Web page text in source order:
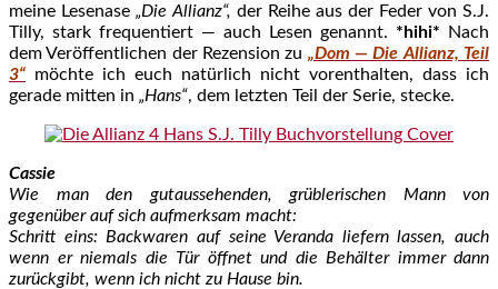
meine Lesenase „Die Allianz“, der Reihe aus der Feder von S.J.
Tilly, stark frequentiert — auch Lesen genannt. *hihi* Nach
dem Veröffentlichen der Rezension zu „Dom — Die Allianz, Teil
3“ möchte ich euch natürlich nicht vorenthalten, dass ich
gerade mitten in „Hans“, dem letzten Teil der Serie, stecke.
Cassie
Wie man den gutaussehenden, grüblerischen Mann von
gegenüber auf sich aufmerksam macht:
Schritt eins: Backwaren auf seine Veranda liefern lassen, auch
wenn er niemals die Tür öffnet und die Behälter immer dann
zurückgibt, wenn ich nicht zu Hause bin.